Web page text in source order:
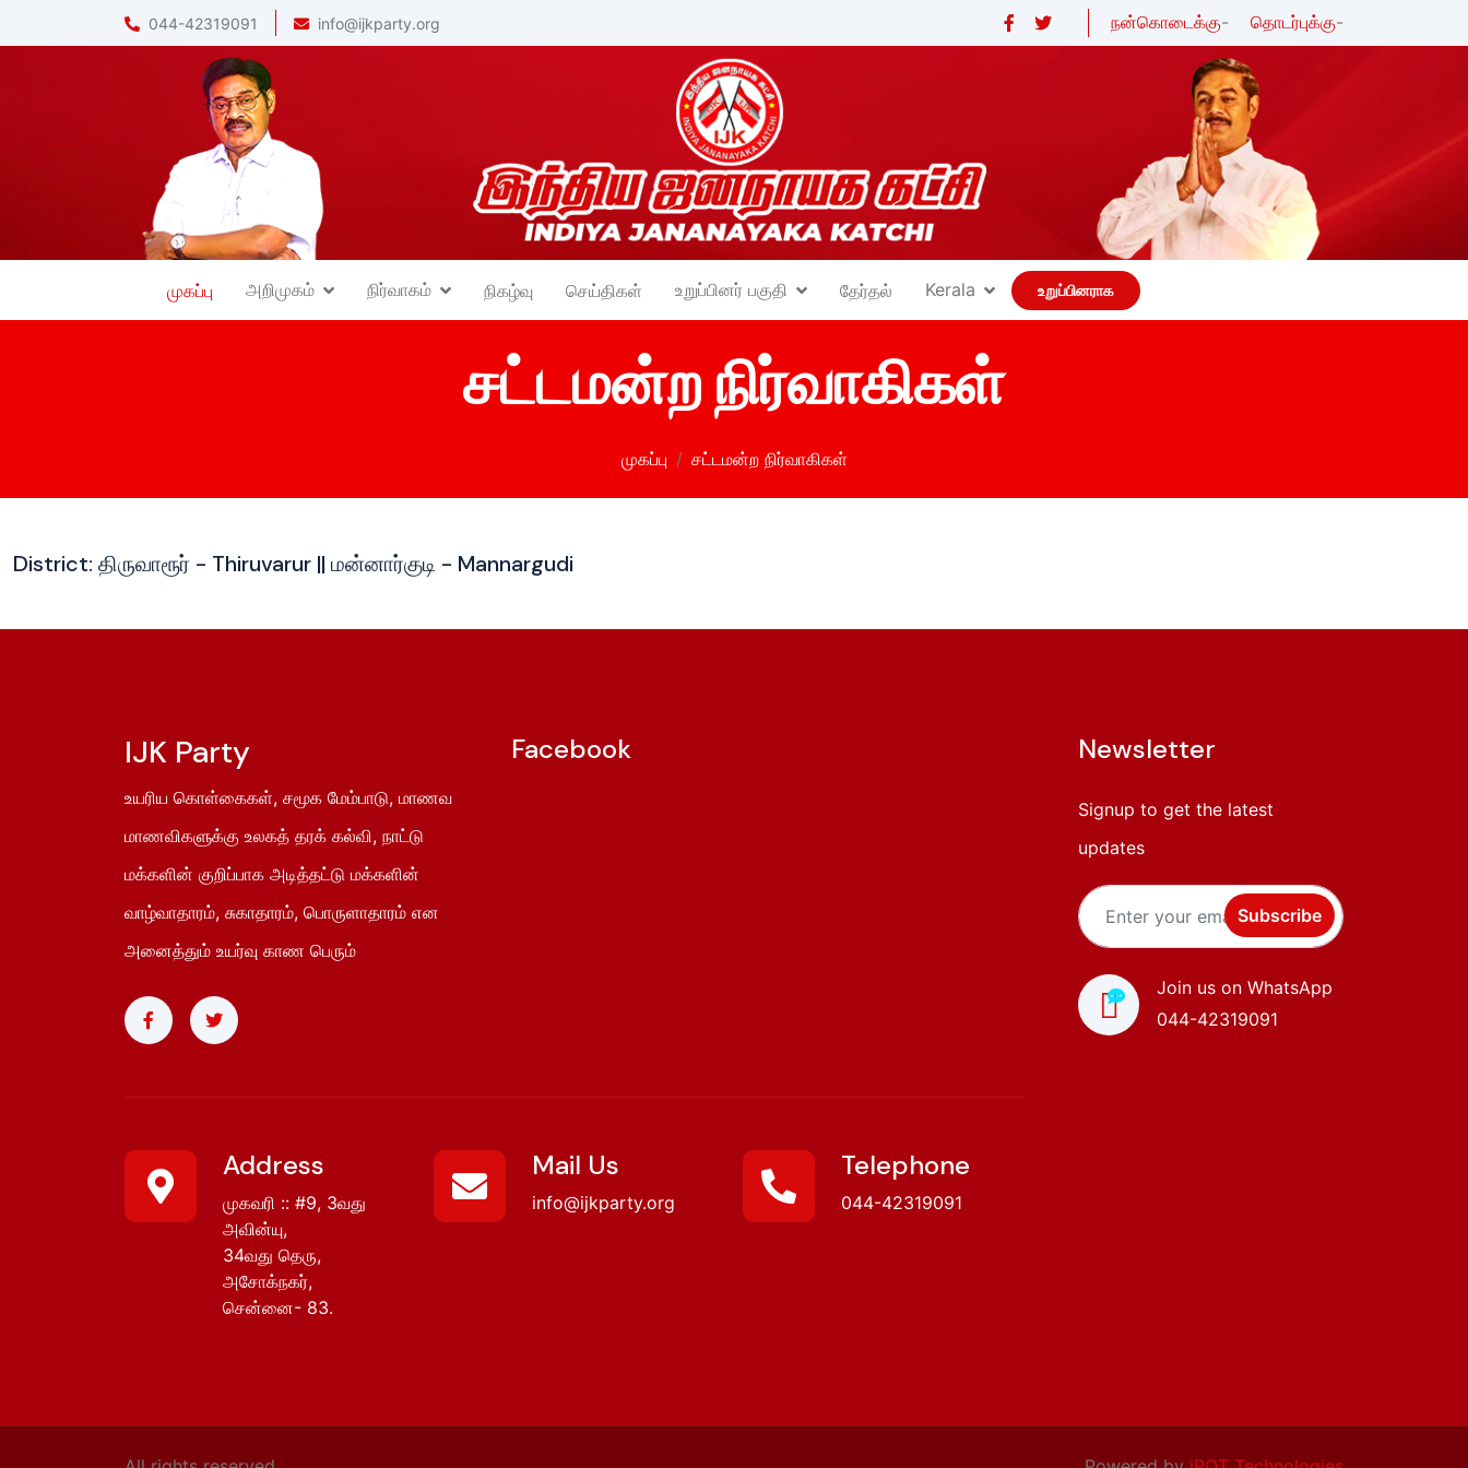
044-42319091 info@ijkparty.org நன்கொடைக்கு- தொடர்புக்கு-
முகப்பு அறிமுகம் நிர்வாகம் நிகழ்வு செய்திகள் உறுப்பினர் பகுதி தேர்தல் Kerala உறுப்பினராக
சட்டமன்ற நிர்வாகிகள்
முகப்பு சட்டமன்ற நிர்வாகிகள்
District: திருவாரூர் - Thiruvarur || மன்னார்குடி - Mannargudi
IJK Party
உயரிய கொள்கைகள், சமூக மேம்பாடு, மாணவ
மாணவிகளுக்கு உலகத் தரக் கல்வி, நாட்டு
மக்களின் குறிப்பாக அடித்தட்டு மக்களின்
வாழ்வாதாரம், சுகாதாரம், பொருளாதாரம் என
அனைத்தும் உயர்வு காண பெரும்
Facebook
Address
முகவரி :: #9, 3வது
அவின்யு,
34வது தெரு,
அசோக்நகர்,
சென்னை- 83.
Mail Us
info@ijkparty.org
Telephone
044-42319091
Newsletter
Signup to get the latest
updates
Subscribe
Join us on WhatsApp
044-42319091